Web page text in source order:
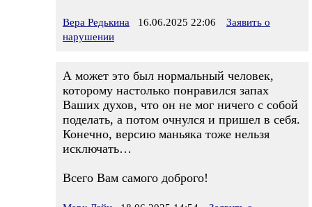
Вера Редькина 16.06.2025 22:06
Заявить о
нарушении
А может это был нормальный человек,
которому настолько понравился запах
Ваших духов, что он не мог ничего с собой
поделать, а потом очнулся и пришел в себя.
Конечно, версию маньяка тоже нельзя
исключать…
Всего Вам самого доброго!